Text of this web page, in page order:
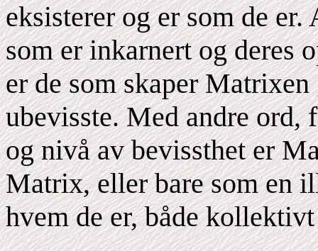
eksisterer og er som de
som er inkarnert og deres
er de som skaper
ubevisste. Med andre ord,
og nivå av bevissthet er
Matrix, eller bare som en
hvem de er, både